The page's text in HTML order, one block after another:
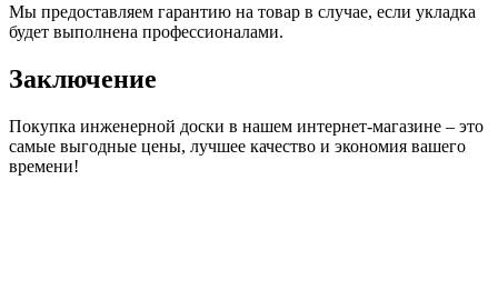
Мы предоставляем гарантию на товар в случае, если укладка
будет выполнена профессионалами.
Заключение
Покупка инженерной доски в нашем интернет-магазине – это
самые выгодные цены, лучшее качество и экономия вашего
времени!